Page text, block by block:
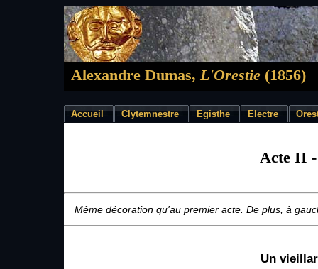
Alexandre Dumas, L'Orestie (1856)
Accueil Clytemnestre Egisthe Electre
Acte II
Même décoration qu'au premier acte. De plus, à
Un